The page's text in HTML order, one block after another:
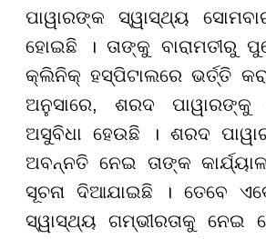
ପାୱାରଙ୍କ ସ୍ୱାସ୍ଥ୍ୟ
ହୋଇଛି । ତାଙ୍କୁ ବାରାମତୀରୁ
କ୍ଲିନିକ୍ ହସ୍ପିଟାଲରେ ଭର୍ତ୍ତି
ଅନୁସାରେ, ଶରଦ ପାୱାରଙ୍କୁ
ଅସୁବିଧା ହେଉଛି । ଶରଦ
ଅବନ୍ନତି ନେଇ ତାଙ୍କ
ସୂଚନା ଦିଆଯାଇଛି । ତେବେ
ସ୍ୱାସ୍ଥ୍ୟ ଗମ୍ଭୀରତାକୁ ନେଇ